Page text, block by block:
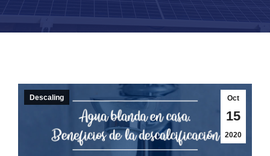
Oct
15
2020
Descaling